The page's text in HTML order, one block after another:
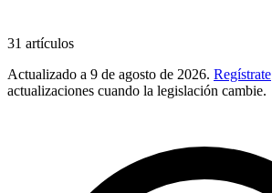
31 artículos
Actualizado a 9 de agosto de 2026. Regístrate
actualizaciones cuando la legislación cambie.